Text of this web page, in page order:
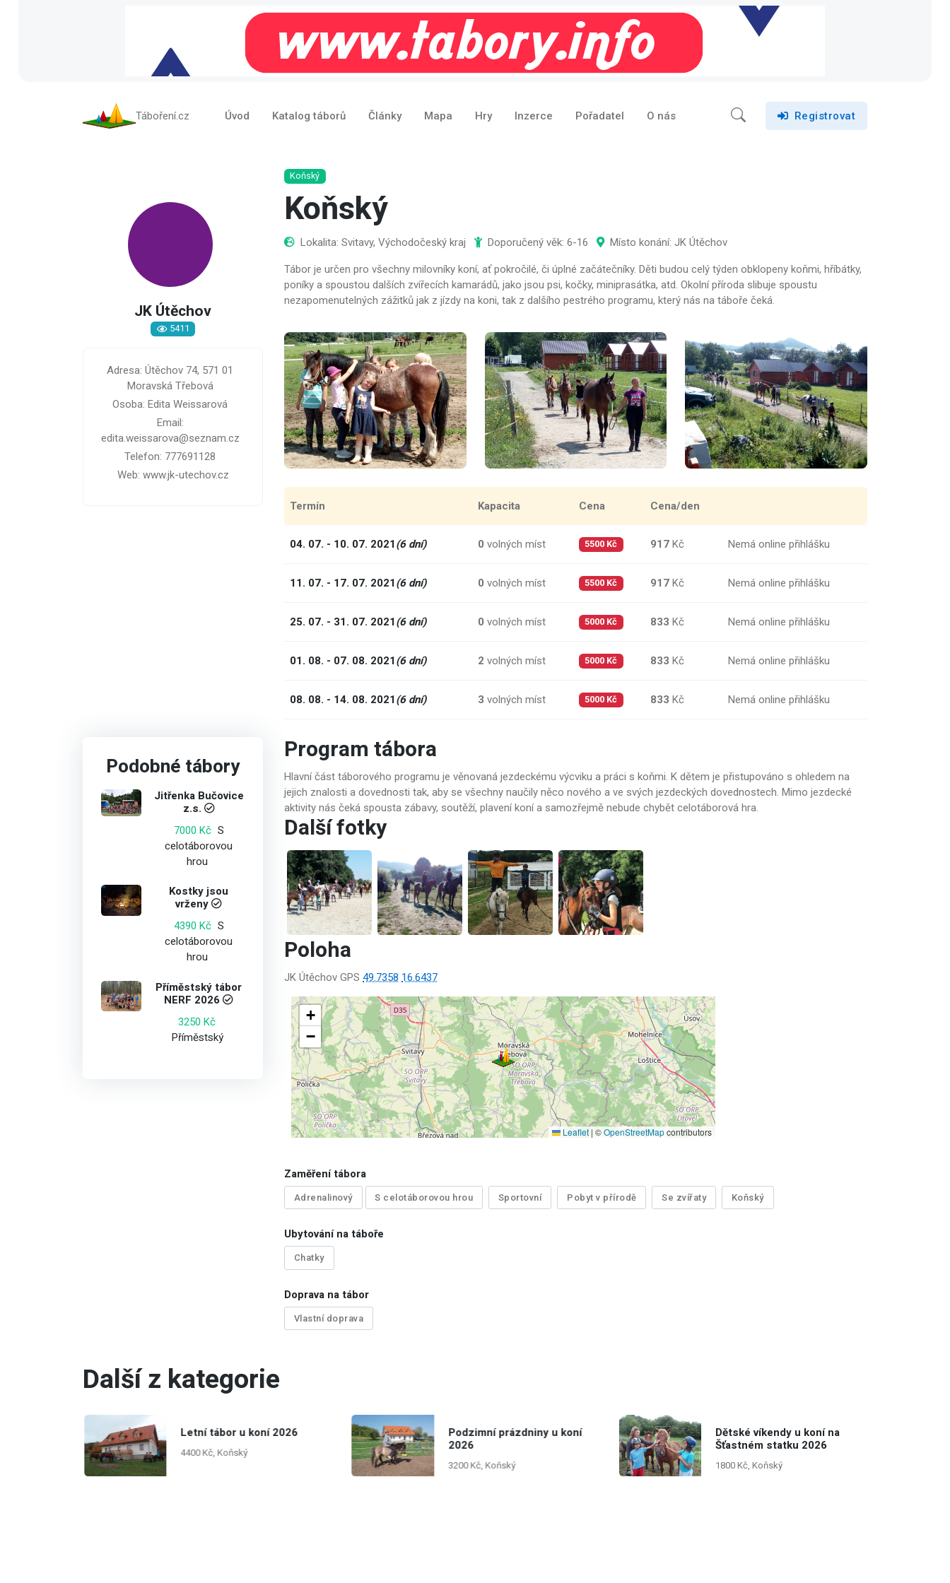
Táboření.cz Úvod Katalog táborů Články Mapa Hry Inzerce Pořadatel O nás Registrovat
JK Útěchov
5411
Adresa: Útěchov 74, 571 01
Moravská Třebová
Osoba: Edita Weissarová
Email:
edita.weissarova@seznam.cz
Telefon: 777691128
Web: www.jk-utechov.cz
Koňský
Koňský
Lokalita: Svitavy, Východočeský kraj Doporučený věk: 6-16 Místo konání: JK Útěchov
Tábor je určen pro všechny milovníky koní, ať pokročilé, či úplné začátečníky. Děti budou celý týden obklopeny koňmi, hříbátky,
poníky a spoustou dalších zvířecích kamarádů, jako jsou psi, kočky, miniprasátka, atd. Okolní příroda slibuje spoustu
nezapomenutelných zážitků jak z jízdy na koni, tak z dalšího pestrého programu, který nás na táboře čeká.
Termín Kapacita Cena Cena/den
04. 07. - 10. 07. 2021(6 dní) 0 volných míst 5500 Kč 917 Kč Nemá online přihlášku
11. 07. - 17. 07. 2021(6 dní) 0 volných míst 5500 Kč 917 Kč Nemá online přihlášku
25. 07. - 31. 07. 2021(6 dní) 0 volných míst 5000 Kč 833 Kč Nemá online přihlášku
01. 08. - 07. 08. 2021(6 dní) 2 volných míst 5000 Kč 833 Kč Nemá online přihlášku
08. 08. - 14. 08. 2021(6 dní) 3 volných míst 5000 Kč 833 Kč Nemá online přihlášku
Podobné tábory
Jitřenka Bučovice
z.s.
7000 Kč S
celotáborovou
hrou
Kostky jsou
vrženy
4390 Kč S
celotáborovou
hrou
Příměstský tábor
NERF 2026
3250 Kč
Příměstský
Program tábora
Hlavní část táborového programu je věnovaná jezdeckému výcviku a práci s koňmi. K dětem je přistupováno s ohledem na
jejich znalosti a dovednosti tak, aby se všechny naučily něco nového a ve svých jezdeckých dovednostech. Mimo jezdecké
aktivity nás čeká spousta zábavy, soutěží, plavení koní a samozřejmě nebude chybět celotáborová hra.
Další fotky
Poloha
JK Útěchov GPS 49.7358 16.6437
+
−
Leaflet | ©OpenStreetMapcontributors
Zaměření tábora
Adrenalinový S celotáborovou hrou Sportovní Pobyt v přírodě Se zvířaty Koňský
Ubytování na táboře
Chatky
Doprava na tábor
Vlastní doprava
Další z kategorie
Letní tábor u koní 2026
4400 Kč, Koňský
Podzimní prázdniny u koní
2026
3200 Kč, Koňský
Dětské víkendy u koní na
Šťastném statku 2026
1800 Kč, Koňský